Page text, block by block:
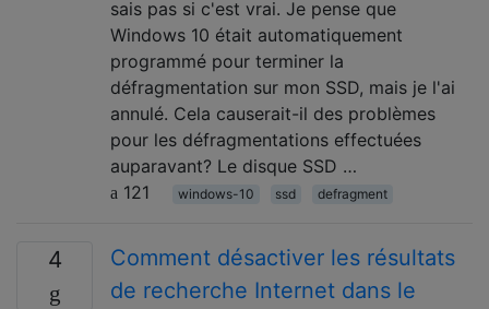
sais pas si c'est vrai. Je pense que
Windows 10 était automatiquement
programmé pour terminer la
défragmentation sur mon SSD, mais je l'ai
annulé. Cela causerait-il des problèmes
pour les défragmentations effectuées
auparavant? Le disque SSD …
121
windows-10 ssd defragment
4
Comment désactiver les résultats
de recherche Internet dans le